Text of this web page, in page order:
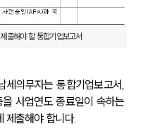
출해야 할 통합기업보고서
의무자는 통합기업보고서,
사업연도 종료일이 속하는
제출해야 합니다.